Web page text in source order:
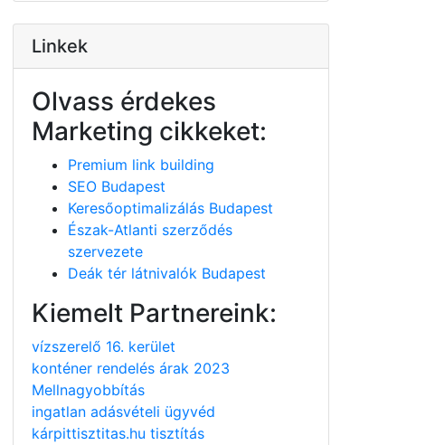
Linkek
Olvass érdekes
Marketing cikkeket:
Premium link building
SEO Budapest
Keresőoptimalizálás Budapest
Észak-Atlanti szerződés
szervezete
Deák tér látnivalók Budapest
Kiemelt Partnereink:
vízszerelő 16. kerület
konténer rendelés árak 2023
Mellnagyobbítás
ingatlan adásvételi ügyvéd
kárpittisztitas.hu tisztítás